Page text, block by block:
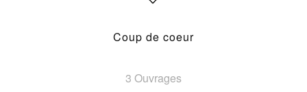
Coup de coeur
3 Ouvrages